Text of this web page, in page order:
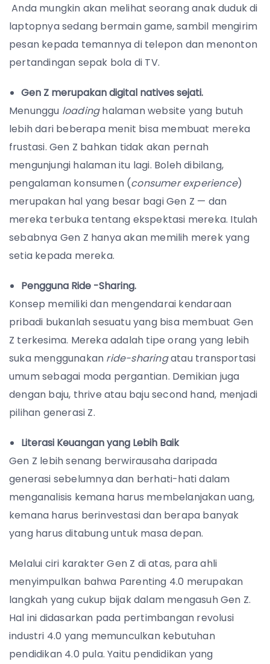
Anda mungkin akan melihat seorang anak duduk di
laptopnya sedang bermain game, sambil mengirim
pesan kepada temannya di telepon dan menonton
pertandingan sepak bola di TV.
Gen Z merupakan digital natives sejati.
Menunggu loadinghalaman website yang butuh
lebih dari beberapa menit bisa membuat mereka
frustasi. Gen Z bahkan tidak akan pernah
mengunjungi halaman itu lagi. Boleh dibilang,
pengalaman konsumen (consumer experience)
merupakan hal yang besar bagi Gen Z — dan
mereka terbuka tentang ekspektasi mereka. Itulah
sebabnya Gen Z hanya akan memilih merek yang
setia kepada mereka.
Pengguna Ride -Sharing.
Konsep memiliki dan mengendarai kendaraan
pribadi bukanlah sesuatu yang bisa membuat Gen
Z terkesima. Mereka adalah tipe orang yang lebih
suka menggunakan ride-sharingatau transportasi
umum sebagai moda pergantian. Demikian juga
dengan baju, thrive atau baju second hand, menjadi
pilihan generasi Z.
Literasi Keuangan yang Lebih Baik
Gen Z lebih senang berwirausaha daripada
generasi sebelumnya dan berhati-hati dalam
menganalisis kemana harus membelanjakan uang,
kemana harus berinvestasi dan berapa banyak
yang harus ditabung untuk masa depan.
Melalui ciri karakter Gen Z di atas, para ahli
menyimpulkan bahwa Parenting 4.0 merupakan
langkah yang cukup bijak dalam mengasuh Gen Z.
Hal ini didasarkan pada pertimbangan revolusi
industri 4.0 yang memunculkan kebutuhan
pendidikan 4.0 pula. Yaitu pendidikan yang